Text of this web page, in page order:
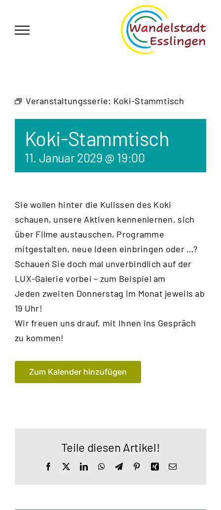
springen
Veranstaltungsserie: Koki-Stammtisch
Koki-Stammtisch
11. Januar 2029 @ 19:00
Sie wollen hinter die Kulissen des Koki
schauen, unsere Aktiven kennenlernen, sich
über Filme austauschen, Programme
mitgestalten, neue Ideen einbringen oder …?
Schauen Sie doch mal unverbindlich auf der
LUX-Galerie vorbei – zum Beispiel am
Jeden zweiten Donnerstag im Monat jeweils ab
19 Uhr!
Wir freuen uns drauf, mit Ihnen ins Gespräch
zu kommen!
Zum Kalender hinzufügen
Teile diesen Artikel!
Facebook LinkedInWhatsApp
TelegramPinterestXingE-